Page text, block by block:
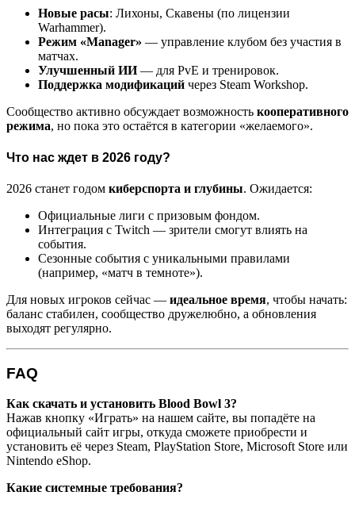
Новые расы: Лихоны, Скавены (по лицензии
Warhammer).
Режим «Manager» — управление клубом без участия в
матчах.
Улучшенный ИИ— для PvE и тренировок.
Поддержка модификаций через Steam Workshop.
Сообщество активно обсуждает возможность кооперативного
режима, но пока это остаётся в категории «желаемого».
Что нас ждет в 2026 году?
2026 станет годом киберспорта и глубины. Ожидается:
Официальные лиги с призовым фондом.
Интеграция с Twitch — зрители смогут влиять на
события.
Сезонные события с уникальными правилами
(например, «матч в темноте»).
Для новых игроков сейчас — идеальное время, чтобы начать:
баланс стабилен, сообщество дружелюбно, а обновления
выходят регулярно.
FAQ
Как скачать и установить Blood Bowl 3?
Нажав кнопку «Играть» на нашем сайте, вы попадёте на
официальный сайт игры, откуда сможете приобрести и
установить её через Steam, PlayStation Store, Microsoft Store или
Nintendo eShop.
Какие системные требования?